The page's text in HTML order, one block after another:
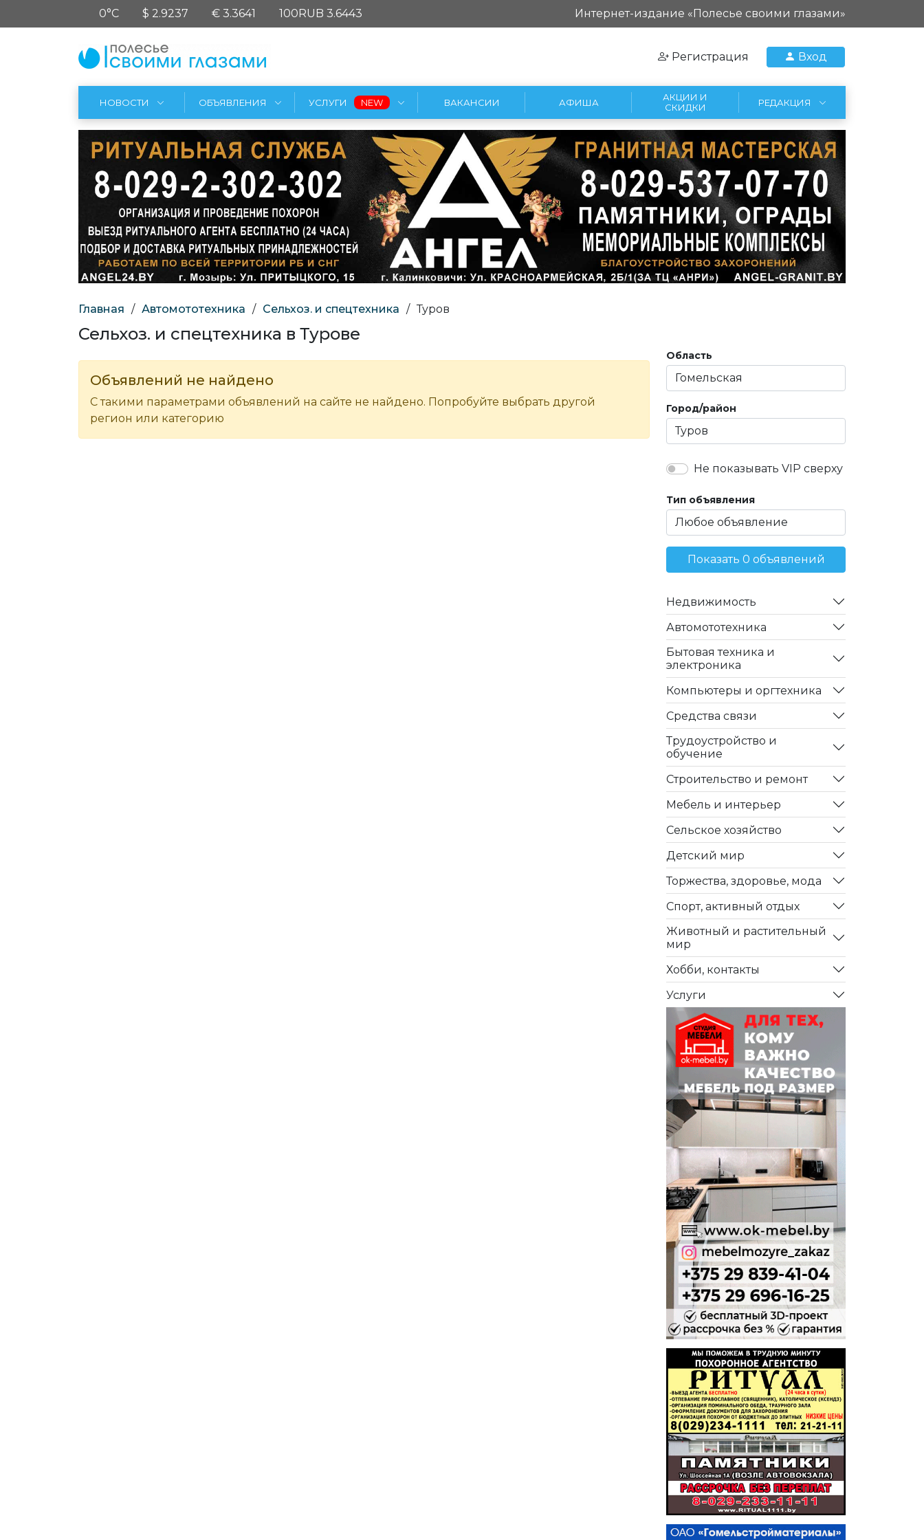
0°C $ 2.9237 € 3.3641 100RUB 3.6443 Интернет-издание «Полесье своими глазами»
Регистрация Вход
НОВОСТИ ОБЪЯВЛЕНИЯ УСЛУГИ ВАКАНСИИ АФИША
АКЦИИ И
СКИДКИ
РЕДАКЦИЯ
Главная / Автомототехника / Сельхоз. и спецтехника / Туров
Сельхоз. и спецтехника в Турове
Объявлений не найдено
С такими параметрами объявлений на сайте не найдено. Попробуйте выбрать другой
регион или категорию
Область
Город/район
Не показывать VIP сверху
Тип объявления
Показать 0 объявлений
Недвижимость
Автомототехника
Бытовая техника и
электроника
Компьютеры и оргтехника
Средства связи
Трудоустройство и
обучение
Строительство и ремонт
Мебель и интерьер
Сельское хозяйство
Детский мир
Торжества, здоровье, мода
Спорт, активный отдых
Животный и растительный
мир
Хобби, контакты
Услуги